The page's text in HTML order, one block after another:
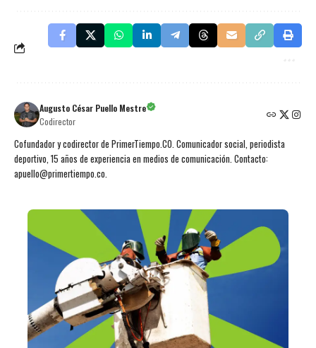
Augusto César Puello Mestre
Codirector
Cofundador y codirector de PrimerTiempo.CO. Comunicador social, periodista
deportivo, 15 años de experiencia en medios de comunicación. Contacto:
apuello@primertiempo.co.